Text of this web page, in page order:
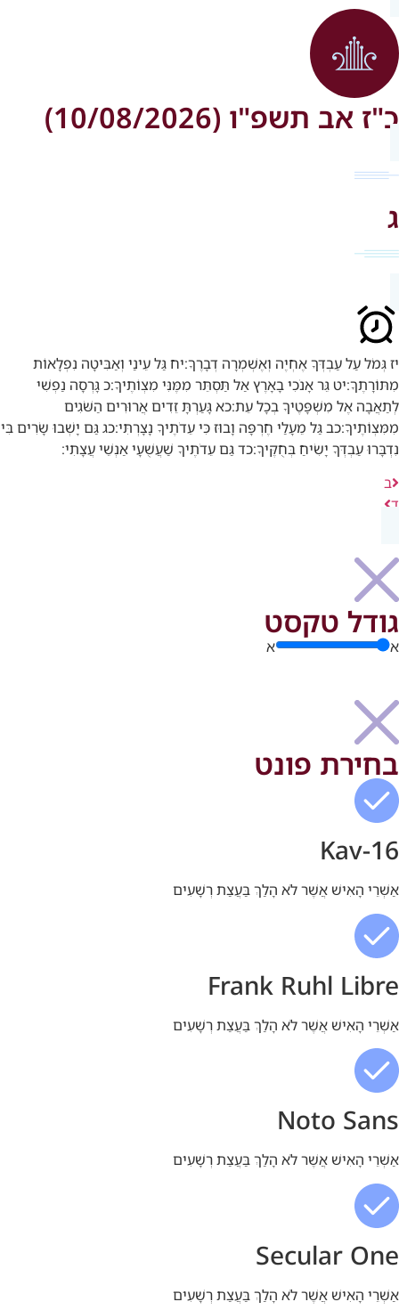
כ"ז אב תשפ"ו (10/08/2026)
ג
יזגְּמֹל עַל עַבְדְּךָ אֶחְיֶה וְאֶשְׁמְרָה דְבָרֶךָ:יחגַּל עֵינַי וְאַבִּיטָה נִפְלָאוֹת
מִתּוֹרָתֶךָ:יט גֵּר אָנֹכִי בָאָרֶץ אַל תַּסְתֵּר מִמֶּנִּי מִצְוֹתֶיךָ:כגָּרְסָה נַפְשִׁי
לְתַאֲבָה אֶל מִשְׁפָּטֶיךָ בְכָל עֵת:כאגָּעַרְתָּ זֵדִים אֲרוּרִים הַשֹּׁגִים
מִמִּצְוֹתֶיךָ:כבגַּל מֵעָלַי חֶרְפָּה וָבוּז כִּי עֵדֹתֶיךָ נָצָרְתִּי:כגגַּם יָשְׁבוּ שָׂרִים בִּי
נִדְבָּרוּ עַבְדְּךָ יָשִׂיחַ בְּחֻקֶּיךָ:כדגַּם עֵדֹתֶיךָ שַׁעֲשֻׁעָי אַנְשֵׁי עֲצָתִי:
ב
ד
גודל טקסט
א א
בחירת פונט
Kav-16
אַשְׁרֵי הָאִישׁ אֲשֶׁר לֹא הָלַךְ בַּעֲצַת רְשָׁעִים
Frank Ruhl Libre
אַשְׁרֵי הָאִישׁ אֲשֶׁר לֹא הָלַךְ בַּעֲצַת רְשָׁעִים
Noto Sans
אַשְׁרֵי הָאִישׁ אֲשֶׁר לֹא הָלַךְ בַּעֲצַת רְשָׁעִים
Secular One
אַשְׁרֵי הָאִישׁ אֲשֶׁר לֹא הָלַךְ בַּעֲצַת רְשָׁעִים